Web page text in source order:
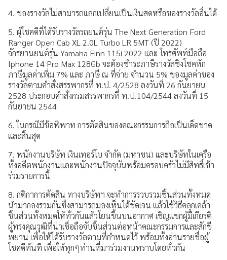
4. ของรางวัลไม่สามารถแลกเปลี่ยนเป็นเงินสดหรือของรางวัลอื่นได้
5. ผู้โชคดีที่ได้รับรางวัลรถยนต์รุ่น The Next Generation Ford
Ranger Open Cab XL 2.0L Turbo LR 5MT (ปี 2022)
จักรยานยนต์รุ่น Yamaha Finn 115i 2022 และ โทรศัพท์มือถือ
Iphone 14 Pro Max 128Gb จะต้องชำระภาษีรางวัลชิงโชคหัก
ภาษีมูลค่าเพิ่ม 7% และ ภาษี ณ ที่จ่าย จำนวน 5% ของมูลค่าของ
รางวัลตามคำสั่งสรรพากรที่ ท.ป. 4/2528 ลงวันที่ 26 กันยายน
2528 ประกอบคำสั่งกรมสรรพากรที่ ท.ป.104/2544 ลงวันที่ 15
กันยายน 2544
6. ในกรณีมีข้อพิพาท การตัดสินของคณะกรรมการถือเป็นเด็ดขาด
และสิ้นสุด
7. พนักงานบริษัท เงินเทอร์โบ จำกัด (มหาชน) และบริษัทในเครือ
ทั้งอดีตพนักงานและพนักงานปัจจุบันพร้อมครอบครัวไม่มีสิทธิ์เข้า
ร่วมรายการนี้
8. กติกาการตัดสิน ทางบริษัทฯ จะทำการรวบรวมชิ้นส่วนทั้งหมด
นำมากองรวมกันซึ่งสามารถมองเห็นได้ชัดเจน แล้วใช้วิธีคลุกเคล้า
ชิ้นส่วนทั้งหมดให้ทั่วกันแล้วโยนขึ้นบนอากาศ เชิญแขกผู้มีเกียรติ
ผู้ทรงคุณวุฒิที่น่าเชื่อถือจับชิ้นส่วนต่อหน้าคณะกรรมการและสักขี
พยาน เพื่อให้ได้รับรางวัลตามที่กำหนดไว้ พร้อมทั้งอ่านรายชื่อผู้
โชคดีทันที เพื่อให้ทุกๆท่านที่มาร่วมงานทราบโดยทั่วกัน